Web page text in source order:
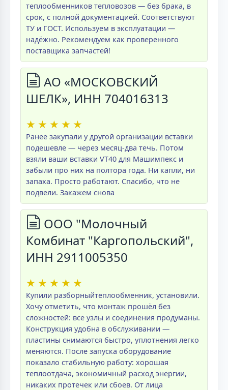
теплообменников тепловозов — без брака, в
срок, с полной документацией. Соответствуют
ТУ и ГОСТ. Используем в эксплуатации —
надёжно. Рекомендуем как проверенного
поставщика запчастей!
АО «МОСКОВСКИЙ
ШЕЛК», ИНН 704016313
★ ★ ★ ★ ★
Ранее закупали у другой организации вставки
подешевле — через месяц-два течь. Потом
взяли ваши вставки VT40 для Машимпекс и
забыли про них на полтора года. Ни капли, ни
запаха. Просто работают. Спасибо, что не
подвели. Закажем снова
ООО "Молочный
Комбинат "Каргопольский",
ИНН 2911005350
★ ★ ★ ★ ★
Купили разборныйтеплообменник, установили.
Хочу отметить, что монтаж прошёл без
сложностей: все узлы и соединения продуманы.
Конструкция удобна в обслуживании —
пластины снимаются быстро, уплотнения легко
меняются. После запуска оборудование
показало стабильную работу: хорошая
теплоотдача, экономичный расход энергии,
никаких протечек или сбоев. От лица